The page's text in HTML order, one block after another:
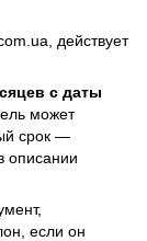
действует
с даты
может
срок —
описании
если он